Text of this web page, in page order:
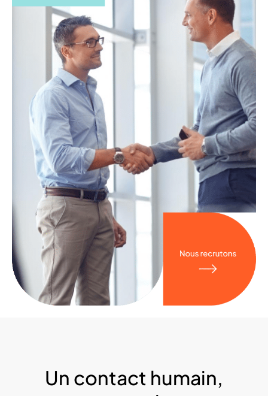
Un contact humain,